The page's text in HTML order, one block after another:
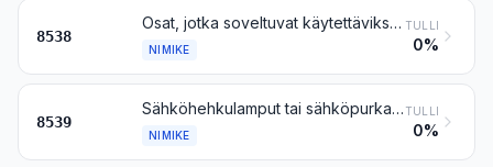
8538
Osat, jotka soveltuvat käytettäviksi yksinomaan tai pääasiallisesti nimikkeen 8535, 8536 tai 8537 laitteissa
NIMIKE
TULLI
0%
8539
Sähköhehkulamput tai sähköpurkauslamput ja -putket, myös umpiovalonheittimet (sealed-beam lamp units) sekä ultravioletti- tai infrapunalamput; kaarilamput; valodiodivalonlähteet (LED-valonlähteet)
NIMIKE
TULLI
0%